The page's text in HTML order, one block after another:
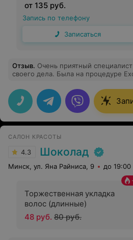
от 135 руб.
Запись по телефону
Записаться
Отзыв. Очень приятный
своего дела. Была на процедуре
какие рекомендации были
уходу и процедурам.
САЛОН КРАСОТЫ
4.3 Шоколад
Минск, ул. Яна Райниса, 9 до 19:00
Торжественная укладка
волос (длинные)
48 руб. 80 руб.